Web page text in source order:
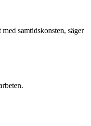
samtidskonsten, säger